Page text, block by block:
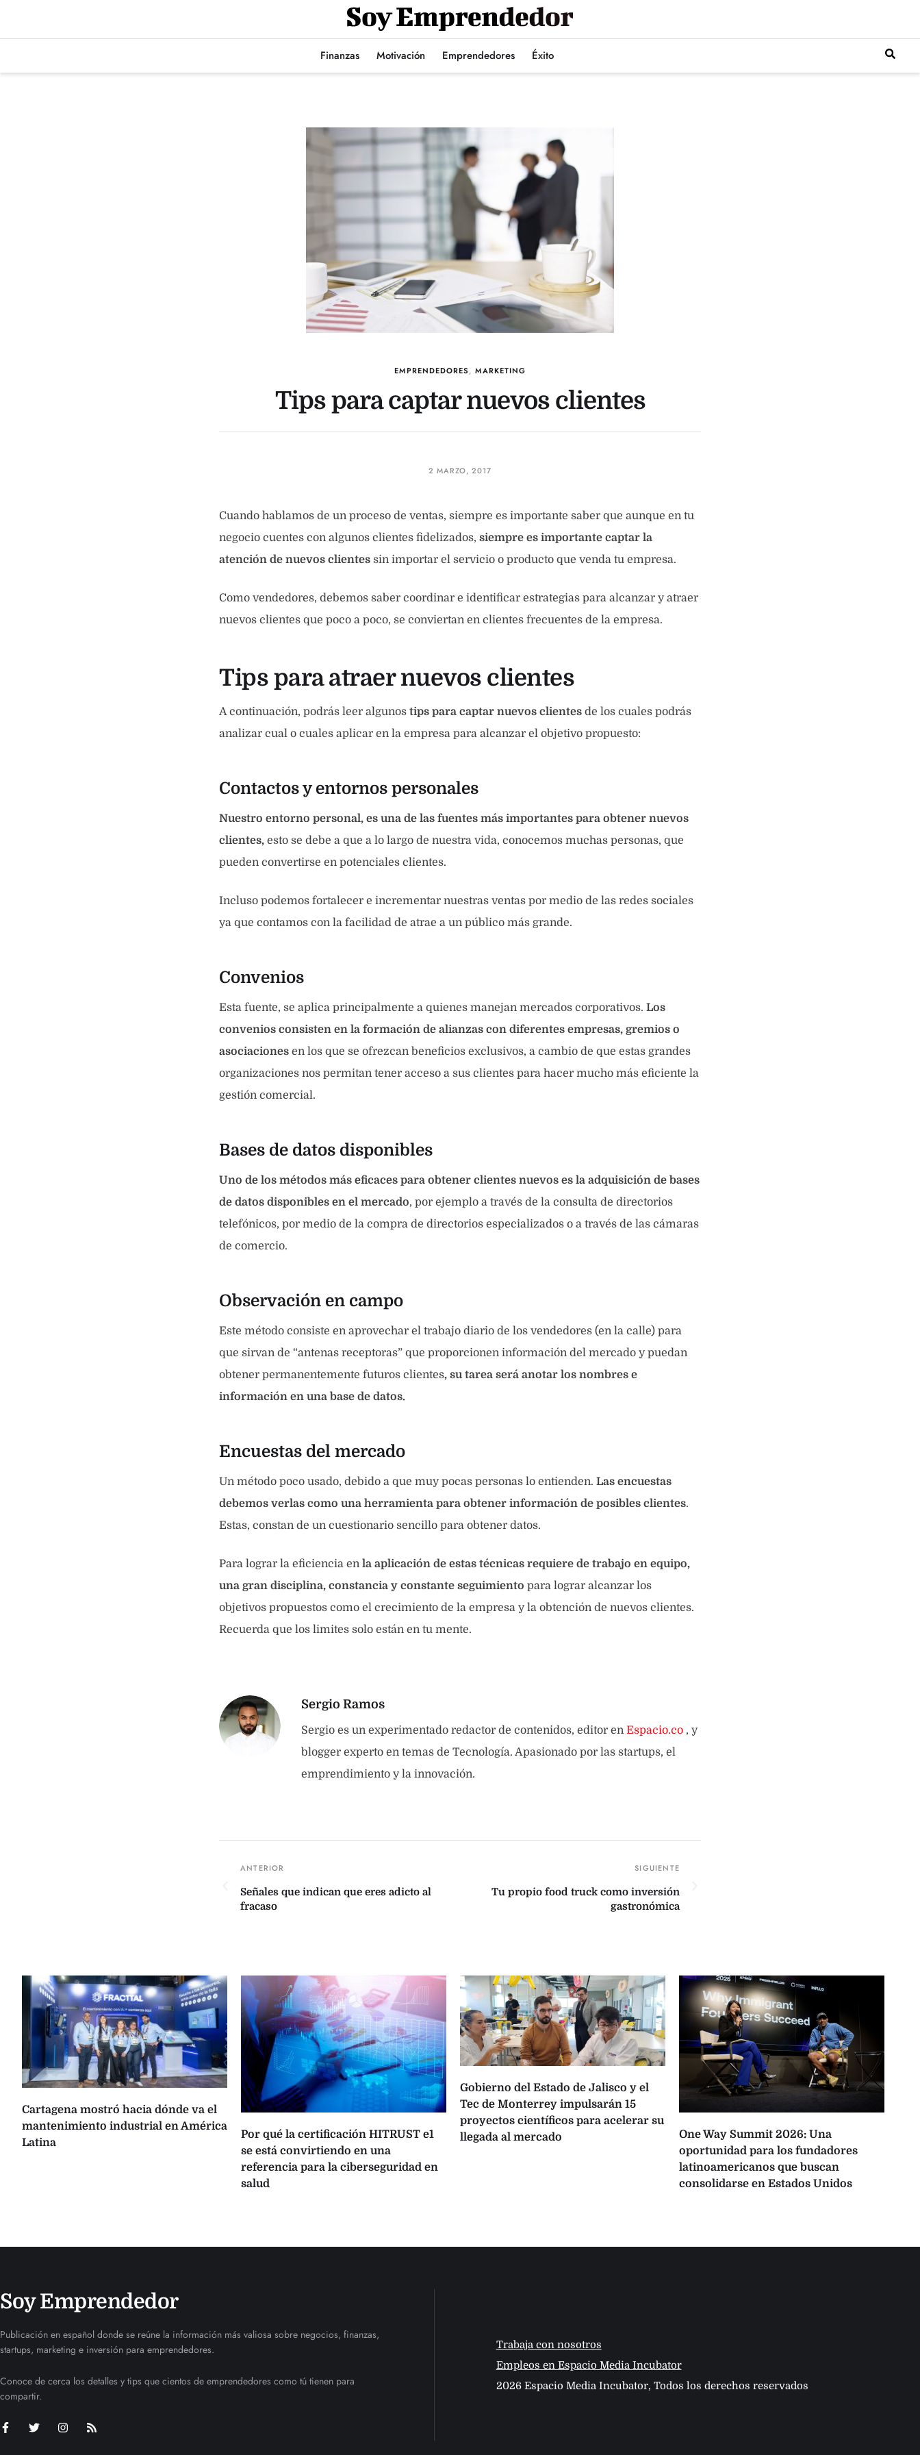
Finanzas Motivación Emprendedores Éxito
EMPRENDEDORES, MARKETING
Tips para captar nuevos clientes
2 MARZO, 2017
Cuando hablamos de un proceso de ventas, siempre es importante saber que aunque en tu
negocio cuentes con algunos clientes fidelizados, siempre es importante captar la
atención de nuevos clientes sin importar el servicio o producto que venda tu empresa.
Como vendedores, debemos saber coordinar e identificar estrategias para alcanzar y atraer
nuevos clientes que poco a poco, se conviertan en clientes frecuentes de la empresa.
Tips para atraer nuevos clientes
A continuación, podrás leer algunos tips para captar nuevos clientes de los cuales podrás
analizar cual o cuales aplicar en la empresa para alcanzar el objetivo propuesto:
Contactos y entornos personales
Nuestro entorno personal, es una de las fuentes más importantes para obtener nuevos
clientes, esto se debe a que a lo largo de nuestra vida, conocemos muchas personas, que
pueden convertirse en potenciales clientes.
Incluso podemos fortalecer e incrementar nuestras ventas por medio de las redes sociales
ya que contamos con la facilidad de atrae a un público más grande.
Convenios
Esta fuente, se aplica principalmente a quienes manejan mercados corporativos. Los
convenios consisten en la formación de alianzas con diferentes empresas, gremios o
asociaciones en los que se ofrezcan beneficios exclusivos, a cambio de que estas grandes
organizaciones nos permitan tener acceso a sus clientes para hacer mucho más eficiente la
gestión comercial.
Bases de datos disponibles
Uno de los métodos más eficaces para obtener clientes nuevos es la adquisición de bases
de datos disponibles en el mercado, por ejemplo a través de la consulta de directorios
telefónicos, por medio de la compra de directorios especializados o a través de las cámaras
de comercio.
Observación en campo
Este método consiste en aprovechar el trabajo diario de los vendedores (en la calle) para
que sirvan de “antenas receptoras” que proporcionen información del mercado y puedan
obtener permanentemente futuros clientes, su tarea será anotar los nombres e
información en una base de datos.
Encuestas del mercado
Un método poco usado, debido a que muy pocas personas lo entienden. Las encuestas
debemos verlas como una herramienta para obtener información de posibles clientes.
Estas, constan de un cuestionario sencillo para obtener datos.
Para lograr la eficiencia en la aplicación de estas técnicas requiere de trabajo en equipo,
una gran disciplina, constancia y constante seguimiento para lograr alcanzar los
objetivos propuestos como el crecimiento de la empresa y la obtención de nuevos clientes.
Recuerda que los limites solo están en tu mente.
Sergio Ramos
Sergio es un experimentado redactor de contenidos, editor en Espacio.co , y
blogger experto en temas de Tecnología. Apasionado por las startups, el
emprendimiento y la innovación.
Señales que indican que eres adicto al
fracaso
Tu propio food truck como inversión
gastronómica
Cartagena mostró hacia dónde va el
mantenimiento industrial en América
Latina
Por qué la certificación HITRUST e1
se está convirtiendo en una
referencia para la ciberseguridad en
salud
Gobierno del Estado de Jalisco y el
Tec de Monterrey impulsarán 15
proyectos científicos para acelerar su
llegada al mercado
One Way Summit 2026: Una
oportunidad para los fundadores
latinoamericanos que buscan
consolidarse en Estados Unidos
Soy Emprendedor
Publicación en español donde se reúne la información más valiosa sobre negocios, finanzas,
startups, marketing e inversión para emprendedores.
Conoce de cerca los detalles y tips que cientos de emprendedores como tú tienen para
compartir.
Trabaja con nosotros
Empleos en Espacio Media Incubator
2026 Espacio Media Incubator, Todos los derechos reservados